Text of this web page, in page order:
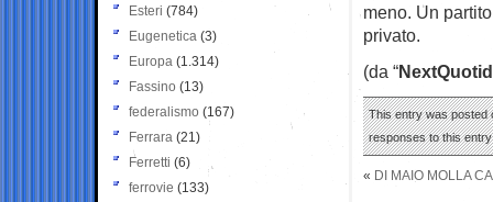
meno. Un
privato.
(da “
This entry was posted
responses to this
« DI MAIO MOLLA
Esteri (784)
Eugenetica (3)
Europa (1.314)
Fassino (13)
federalismo (167)
Ferrara (21)
Ferretti (6)
ferrovie (133)